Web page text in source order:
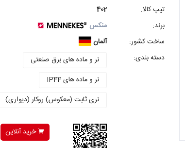
تیپ کالا:
402
برند:
منکس
ساخت کشور:
آلمان
دسته بندی:
نر و ماده های برق صنعتی
نر و ماده های IP44
نری ثابت (معکوس) روکار (دیواری)
خرید آنلاین